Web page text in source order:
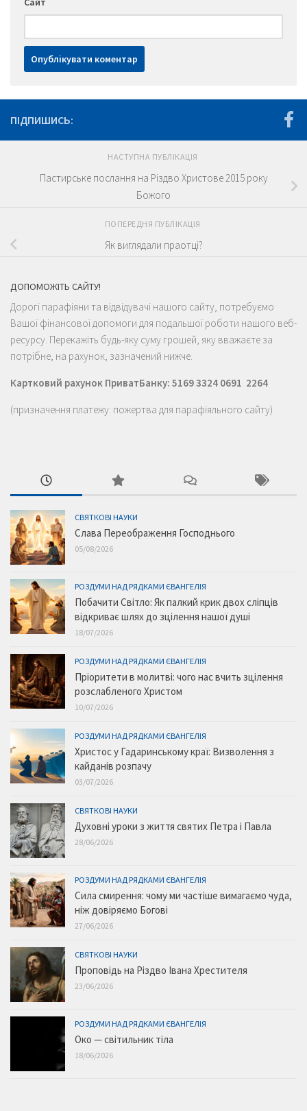
ПІДПИШИСЬ:
НАСТУПНА ПУБЛІКАЦІЯ
Пастирське послання на Різдво Христове 2015 року
Божого
ПОПЕРЕДНЯ ПУБЛІКАЦІЯ
Як виглядали праотці?
ДОПОМОЖІТЬ САЙТУ!
Дорогі парафіяни та відвідувачі нашого сайту, потребуємо
Вашої фінансової допомоги для подальшої роботи нашого веб-
ресурсу. Перекажіть будь-яку суму грошей, яку вважаєте за
потрібне, на рахунок, зазначений нижче.
Картковий рахунок ПриватБанку: 5169 3324 0691 2264
(призначення платежу: пожертва для парафіяльного сайту)
СВЯТКОВІ НАУКИ
Слава Переображення Господнього
05/08/2026
РОЗДУМИ НАД РЯДКАМИ ЄВАНГЕЛІЯ
Побачити Світло: Як палкий крик двох сліпців
відкриває шлях до зцілення нашої душі
18/07/2026
РОЗДУМИ НАД РЯДКАМИ ЄВАНГЕЛІЯ
Пріоритети в молитві: чого нас вчить зцілення
розслабленого Христом
10/07/2026
РОЗДУМИ НАД РЯДКАМИ ЄВАНГЕЛІЯ
Христос у Гадаринському краї: Визволення з
кайданів розпачу
03/07/2026
СВЯТКОВІ НАУКИ
Духовні уроки з життя святих Петра і Павла
28/06/2026
РОЗДУМИ НАД РЯДКАМИ ЄВАНГЕЛІЯ
Сила смирення: чому ми частіше вимагаємо чуда,
ніж довіряємо Богові
27/06/2026
СВЯТКОВІ НАУКИ
Проповідь на Різдво Івана Хрестителя
23/06/2026
РОЗДУМИ НАД РЯДКАМИ ЄВАНГЕЛІЯ
Око — світильник тіла
18/06/2026